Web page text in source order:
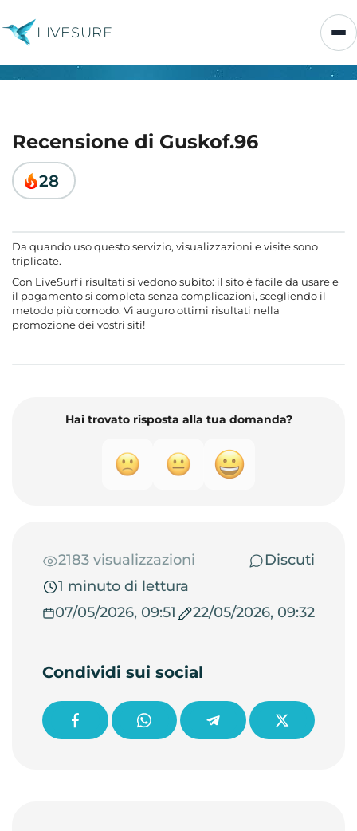
LIVESURF
Recensione di Guskof.96
28
Da quando uso questo servizio, visualizzazioni e visite sono
triplicate.
Con LiveSurf i risultati si vedono subito: il sito è facile da usare e
il pagamento si completa senza complicazioni, scegliendo il
metodo più comodo. Vi auguro ottimi risultati nella
promozione dei vostri siti!
Hai trovato risposta alla tua domanda?
2183 visualizzazioni
Discuti
1 minuto di lettura
07/05/2026, 09:51
22/05/2026, 09:32
Condividi sui social